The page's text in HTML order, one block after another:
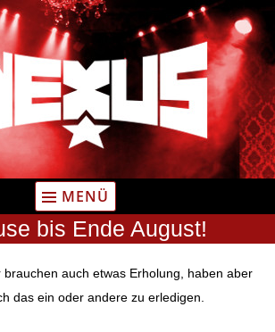
MENÜ
bis Ende August!
brauchen auch etwas Erholung, haben aber
das ein oder andere zu erledigen.